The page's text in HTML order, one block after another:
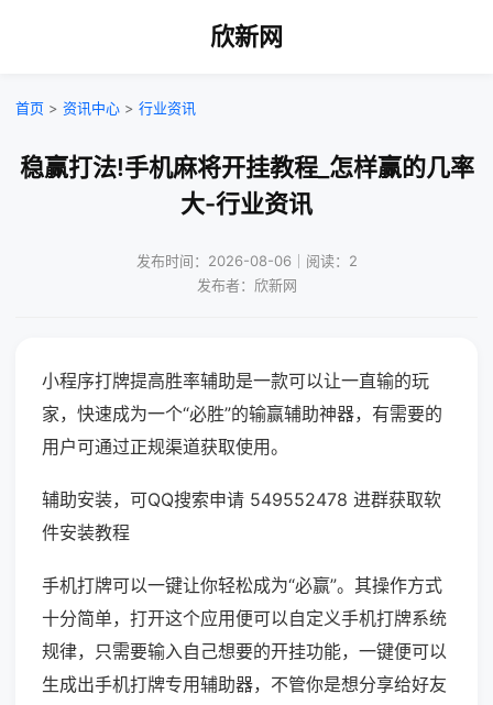
欣新网
首页 > 资讯中心 > 行业资讯
稳赢打法!手机麻将开挂教程_怎样赢的几率
大-行业资讯
发布时间：2026-08-06｜阅读：2
发布者：欣新网
小程序打牌提高胜率辅助是一款可以让一直输的玩
家，快速成为一个“必胜”的输赢辅助神器，有需要的
用户可通过正规渠道获取使用。
辅助安装，可QQ搜索申请 549552478 进群获取软
件安装教程
手机打牌可以一键让你轻松成为“必赢”。其操作方式
十分简单，打开这个应用便可以自定义手机打牌系统
规律，只需要输入自己想要的开挂功能，一键便可以
生成出手机打牌专用辅助器，不管你是想分享给好友